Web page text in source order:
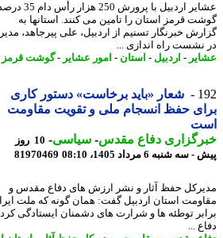
عشایر اردبیل با پرورش 250 هزار رأس دام 35 درصد
قرمز استان را تامین می کنند. استانها به
خبرنگار تسنیم از اردبیل، علی پیرجاهد، مدیرکل
راه اندازی ...
-اردبیل -استان-امور عشایر-گوشت قرمز- 35 درصد
شعار «باید برخاست» دستور کاری
حفظ انسجام ملی و تقویت مقاومت
دفاع مقدس-سیاسی-
10 روز
شنبه 6 مرداد 1405، 08:10
81970469
حفظ آثار و نشر ارزش های دفاع مقدس و
توطئه ها و شرارت های دشمنان ایستادگی کرده
...